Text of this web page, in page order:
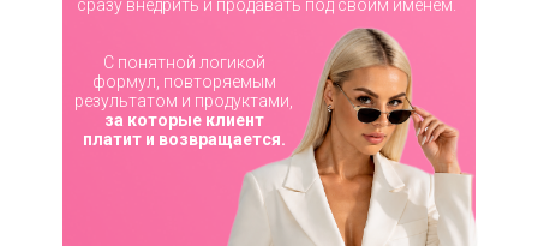
С понятной логикой
формул, повторяемым
результатом и продуктами,
за которые клиент
платит и возвращается.
сразу внедрить и продавать под своим именем.